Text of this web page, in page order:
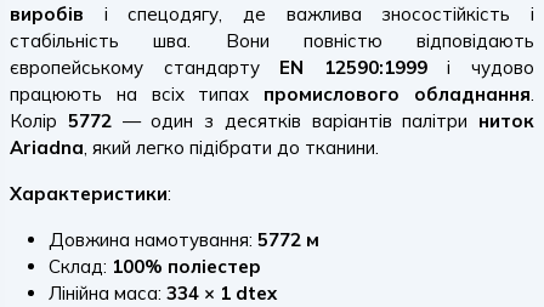
виробів і спецодягу, де важлива зносостійкість і
стабільність шва. Вони повністю відповідають
європейському стандарту EN 12590:1999і чудово
працюють на всіх типах промислового обладнання.
Колір 5772— один з десятків варіантів палітри ниток
Ariadna, який легко підібрати до тканини.
Характеристики:
Довжина намотування: 5772 м
Склад: 100% поліестер
Лінійна маса: 334 × 1 dtex